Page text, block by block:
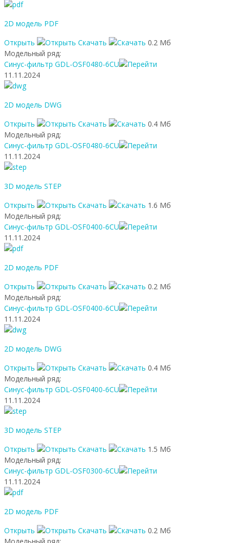
2D модель PDF
Открыть
Скачать
0.2 Мб
Модельный ряд:
Синус-фильтр GDL-OSF0480-6CU
11.11.2024
2D модель DWG
Открыть
Скачать
0.4 Мб
Модельный ряд:
Синус-фильтр GDL-OSF0480-6CU
11.11.2024
3D модель STEP
Открыть
Скачать
1.6 Мб
Модельный ряд:
Синус-фильтр GDL-OSF0400-6CU
11.11.2024
2D модель PDF
Открыть
Скачать
0.2 Мб
Модельный ряд:
Синус-фильтр GDL-OSF0400-6CU
11.11.2024
2D модель DWG
Открыть
Скачать
0.4 Мб
Модельный ряд:
Синус-фильтр GDL-OSF0400-6CU
11.11.2024
3D модель STEP
Открыть
Скачать
1.5 Мб
Модельный ряд:
Синус-фильтр GDL-OSF0300-6CU
11.11.2024
2D модель PDF
Открыть
Скачать
0.2 Мб